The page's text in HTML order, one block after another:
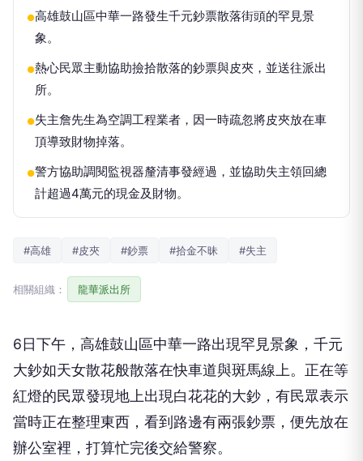
●高雄鼓山區中華一路發生千元鈔票散落街頭的罕見景
象。
●熱心民眾主動協助撿拾散落的鈔票與皮夾，並送往派出
所。
●失主詹先生為空調工程業者，因一時疏忽將皮夾放在車
頂導致財物掉落。
●警方協助調閱監視器釐清事發經過，並協助失主領回總
計超過4萬元的現金及財物。
#高雄 #皮夾 #鈔票 #拾金不昧 #失主
相關組織： 龍華派出所
6日下午，高雄鼓山區中華一路出現罕見景象，千元
大鈔如天女散花般散落在快車道與斑馬線上。正在等
紅燈的民眾發現地上出現白花花的大鈔，有民眾表示
當時正在整理東西，看到路邊有兩張鈔票，便先放在
辦公室裡，打算忙完後交給警察。